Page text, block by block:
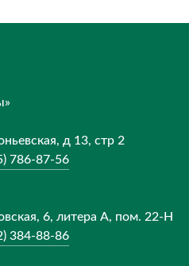
д 13, стр 2
786-87-56
6, литера А, пом. 22-Н
384-88-86